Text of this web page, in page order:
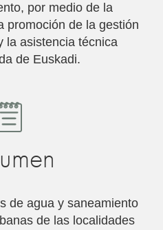
por medio de la
promoción de la gestión
la asistencia técnica
de Euskadi.
de agua y saneamiento
de las localidades